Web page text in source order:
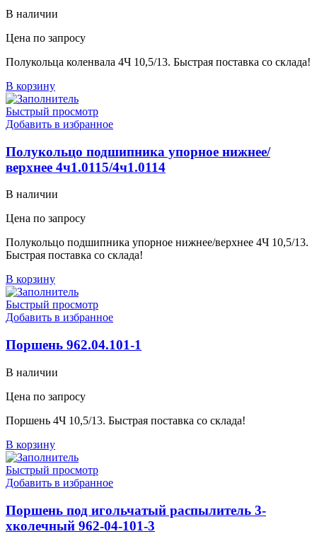
В наличии
Цена по запросу
Полукольца коленвала 4Ч 10,5/13. Быстрая поставка со склада!
В корзину
Быстрый просмотр
Добавить в избранное
Полукольцо подшипника упорное нижнее/
верхнее 4ч1.0115/4ч1.0114
В наличии
Цена по запросу
Полукольцо подшипника упорное нижнее/верхнее 4Ч 10,5/13.
Быстрая поставка со склада!
В корзину
Быстрый просмотр
Добавить в избранное
Поршень 962.04.101-1
В наличии
Цена по запросу
Поршень 4Ч 10,5/13. Быстрая поставка со склада!
В корзину
Быстрый просмотр
Добавить в избранное
Поршень под игольчатый распылитель 3-
хколечный 962-04-101-3